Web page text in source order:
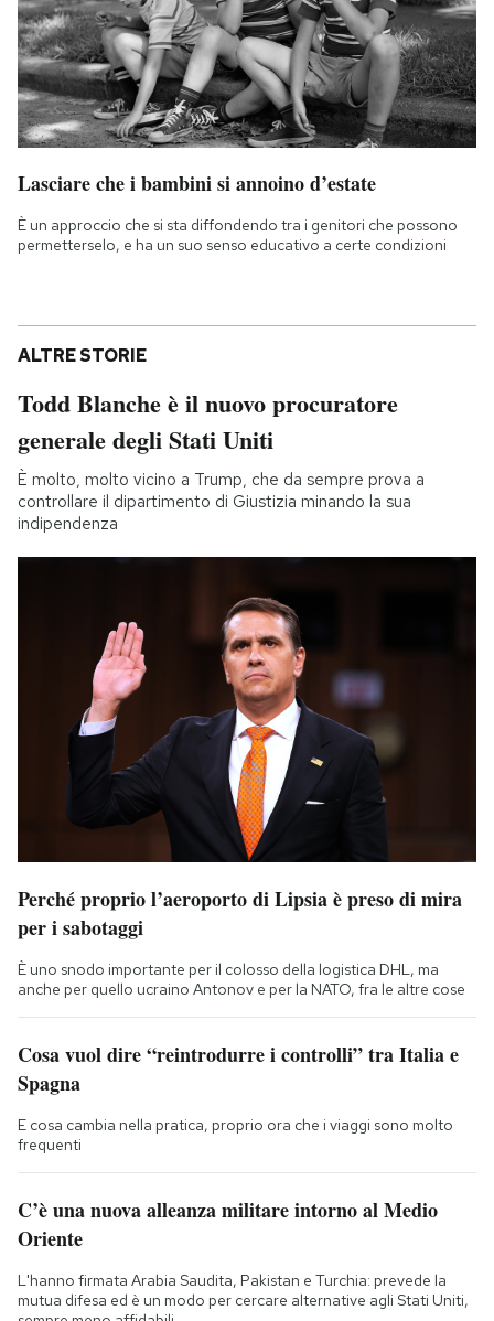
Lasciare che i bambini si annoino d’estate
È un approccio che si sta diffondendo tra i genitori che possono
permetterselo, e ha un suo senso educativo a certe condizioni
ALTRE STORIE
Todd Blanche è il nuovo procuratore
generale degli Stati Uniti
È molto, molto vicino a Trump, che da sempre prova a
controllare il dipartimento di Giustizia minando la sua
indipendenza
Perché proprio l’aeroporto di Lipsia è preso di mira
per i sabotaggi
È uno snodo importante per il colosso della logistica DHL, ma
anche per quello ucraino Antonov e per la NATO, fra le altre cose
Cosa vuol dire “reintrodurre i controlli” tra Italia e
Spagna
E cosa cambia nella pratica, proprio ora che i viaggi sono molto
frequenti
C’è una nuova alleanza militare intorno al Medio
Oriente
L'hanno firmata Arabia Saudita, Pakistan e Turchia: prevede la
mutua difesa ed è un modo per cercare alternative agli Stati Uniti,